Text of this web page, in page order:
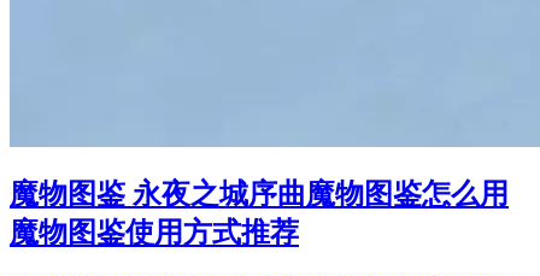
魔物图鉴 永夜之城序曲魔物图鉴怎么用
魔物图鉴使用方式推荐